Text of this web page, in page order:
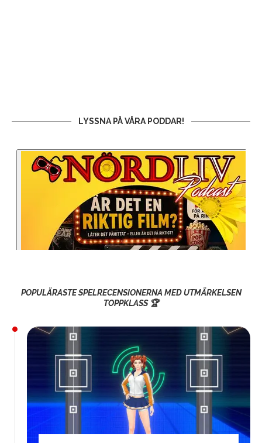
LYSSNA PÅ VÅRA PODDAR!
POPULÄRASTE SPELRECENSIONERNA MED UTMÄRKELSEN
TOPPKLASS 🏆